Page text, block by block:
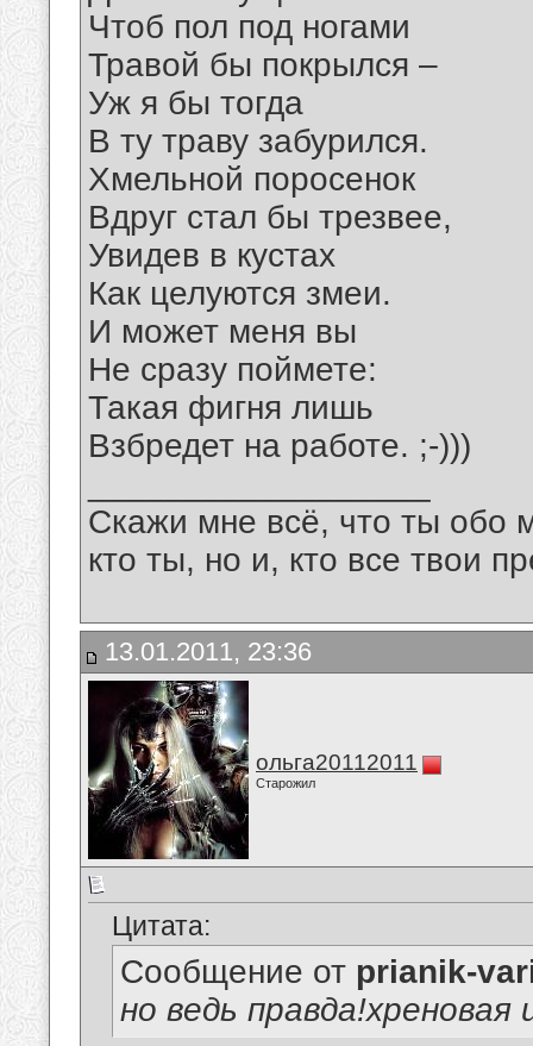
Чтоб пол под ногами
Травой бы покрылся –
Уж я бы тогда
В ту траву забурился.
Хмельной поросенок
Вдруг стал бы трезвее,
Увидев в кустах
Как целуются змеи.
И может меня вы
Не сразу поймете:
Такая фигня лишь
Взбредет на работе. ;-)))
Скажи мне всё, что ты обо
кто ты, но и, кто все твои
13.01.2011, 23:36
ольга20112011
Старожил
Цитата:
Сообщение от prianik-
но ведь правда!хреновая